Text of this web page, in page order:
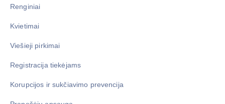
Renginiai
Kvietimai
Viešieji pirkimai
Registracija tiekėjams
Korupcijos ir sukčiavimo prevencija